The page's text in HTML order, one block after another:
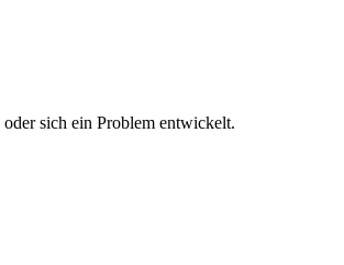
sich ein Problem entwickelt.